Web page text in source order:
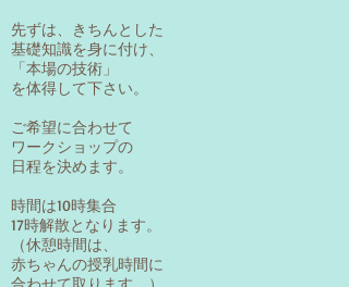
先ずは、きちんとした
基礎知識を身に付け、
「本場の技術」
を体得して下さい。
ご希望に合わせて
ワークショップの
日程を決めます。
時間は10時集合
17時解散となります。
（休憩時間は、
赤ちゃんの授乳時間に
合わせて取ります。）